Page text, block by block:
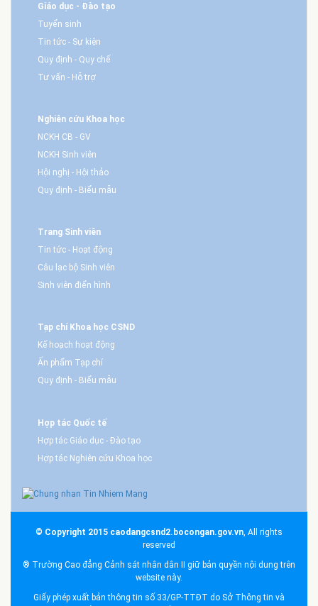
Giáo dục - Đào tạo
Tuyển sinh
Tin tức - Sự kiện
Quy định - Quy chế
Tư vấn - Hỗ trợ
Nghiên cứu Khoa học
NCKH CB - GV
NCKH Sinh viên
Hội nghị - Hội thảo
Quy định - Biểu mẫu
Trang Sinh viên
Tin tức - Hoạt động
Câu lạc bộ Sinh viên
Sinh viên điển hình
Tạp chí Khoa học CSND
Kế hoạch hoạt động
Ấn phẩm Tạp chí
Quy định - Biểu mẫu
Hợp tác Quốc tế
Hợp tác Giáo dục - Đào tạo
Hợp tác Nghiên cứu Khoa học
© Copyright 2015 caodangcsnd2.bocongan.gov.vn , All rights
reserved
® Trường Cao đẳng Cảnh sát nhân dân II giữ bản quyền nội dung trên
website này.
Giấy phép xuất bản thông tin số 33/GP-TTĐT do Sở Thông tin và